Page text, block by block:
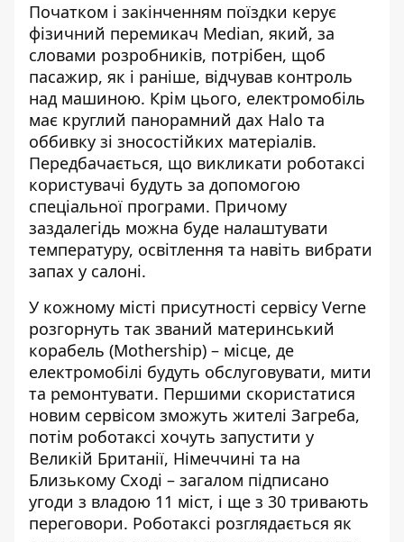
Початком і закінченням поїздки керує
фізичний перемикач Median, який, за
словами розробників, потрібен, щоб
пасажир, як і раніше, відчував контроль
над машиною. Крім цього, електромобіль
має круглий панорамний дах Halo та
оббивку зі зносостійких матеріалів.
Передбачається, що викликати роботаксі
користувачі будуть за допомогою
спеціальної програми. Причому
заздалегідь можна буде налаштувати
температуру, освітлення та навіть вибрати
запах у салоні.
У кожному місті присутності сервісу Verne
розгорнуть так званий материнський
корабель (Mothership) – місце, де
електромобілі будуть обслуговувати, мити
та ремонтувати. Першими скористатися
новим сервісом зможуть жителі Загреба,
потім роботаксі хочуть запустити у
Великій Британії, Німеччині та на
Близькому Сході – загалом підписано
угоди з владою 11 міст, і ще з 30 тривають
переговори. Роботаксі розглядається як